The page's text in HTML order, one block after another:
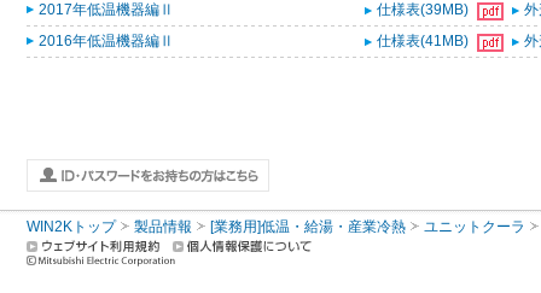
2017年低温機器編Ⅱ
仕様表(39MB)
2016年低温機器編Ⅱ
仕様表(41MB)
WIN2Kトップ 製品情報 [業務用]低温・給湯・産業冷熱 ユニットクーラ